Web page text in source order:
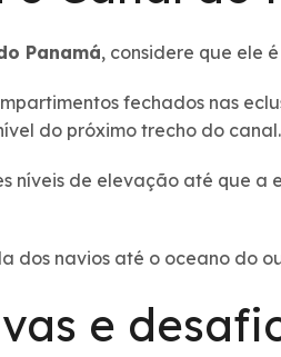
Panamá, considere que ele
fechados nas
do próximo trecho do canal.
níveis de elevação até que
dos navios até o oceano do
e